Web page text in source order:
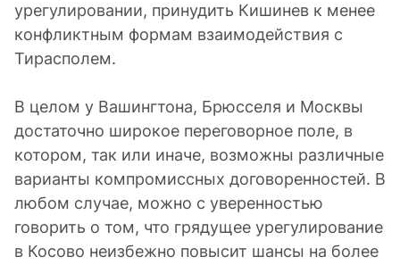
урегулировании, принудить Кишинев к менее
конфликтным формам взаимодействия с
Тирасполем.
В целом у Вашингтона, Брюсселя и Москвы
достаточно широкое переговорное поле, в
котором, так или иначе, возможны различные
варианты компромиссных договоренностей. В
любом случае, можно с уверенностью
говорить о том, что грядущее урегулирование
в Косово неизбежно повысит шансы на более